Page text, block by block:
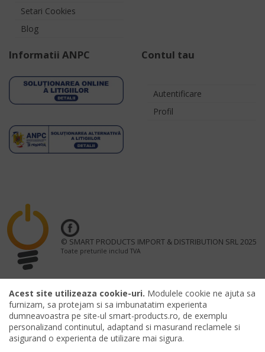
Setari Cookies
Blog
Informatii ANPC Contul tau
Autentificare
Profil
© SMART PRODUCTS IMPORT & DISTRIBUTION SRL 2025
Toate preturile includ TVA
OFFICIAL MERCHANDISING PARTNER UNTOLD FESTIVAL
Acest site utilizeaza cookie-uri. Modulele cookie ne ajuta sa
furnizam, sa protejam si sa imbunatatim experienta
dumneavoastra pe site-ul smart-products.ro, de exemplu
personalizand continutul, adaptand si masurand reclamele si
asigurand o experienta de utilizare mai sigura.